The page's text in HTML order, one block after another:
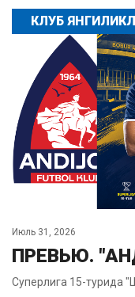
КЛУБ
Июль 31, 2026
ПРЕВЬЮ.
Суперлига 15-турида